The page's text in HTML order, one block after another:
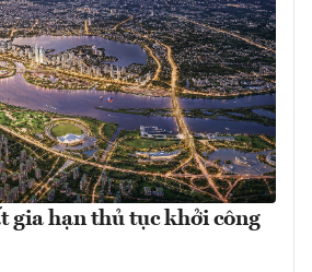
gia hạn thủ tục khởi công